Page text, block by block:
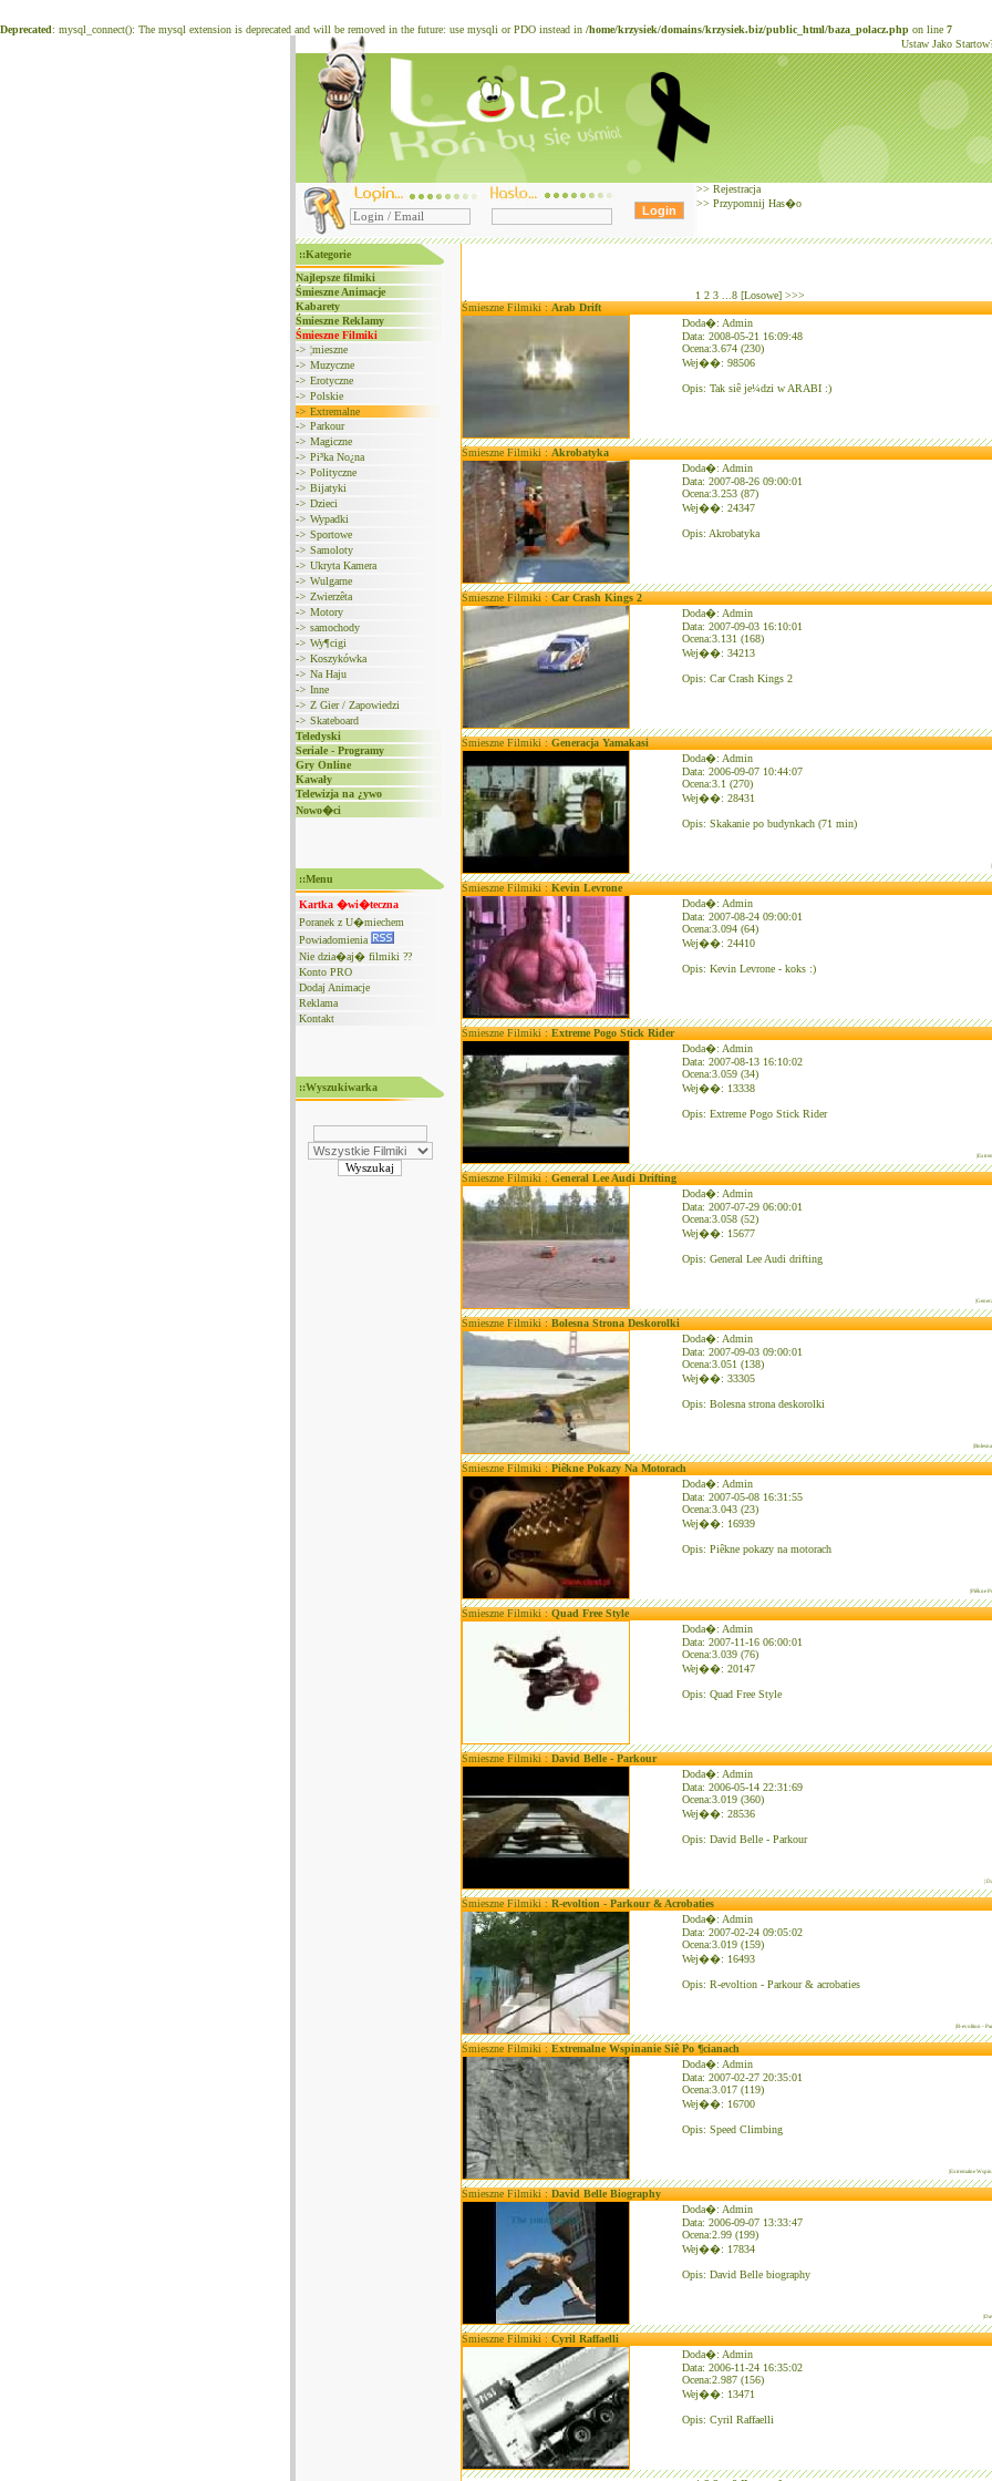
Deprecated: mysql_connect(): The mysql extension is deprecated and will be removed in the future: use mysqli or PDO instead in /home/krzysiek/domains/krzysiek.biz/public_html/baza_polacz.php on line 7
Ustaw Jako
>> Rejestracja
>> Przypomnij Has�o
::Kategorie
Najlepsze filmiki
Śmieszne Animacje
Kabarety
Śmieszne Reklamy
Śmieszne Filmiki
-> ¦mieszne
-> Muzyczne
-> Erotyczne
-> Polskie
-> Extremalne
-> Parkour
-> Magiczne
-> Pi³ka No¿na
-> Polityczne
-> Bijatyki
-> Dzieci
-> Wypadki
-> Sportowe
-> Samoloty
-> Ukryta Kamera
-> Wulgarne
-> Zwierzêta
-> Motory
-> samochody
-> Wy¶cigi
-> Koszykówka
-> Na Haju
-> Inne
-> Z Gier / Zapowiedzi
-> Skateboard
Teledyski
Seriale - Programy
Gry Online
Kawały
Telewizja na ¿ywo
Nowo�ci
::Menu
Kartka �wi�teczna
Poranek z U�miechem
Powiadomienia
Nie dzia�aj� filmiki ??
Konto PRO
Dodaj Animacje
Reklama
Kontakt
::Wyszukiwarka
1 2 3 ...8 [Losowe] >>>
Śmieszne Filmiki :Arab Drift
Doda�: Admin
Data: 2008-05-21 16:09:48
Ocena:3.674 (230)
Wej��: 98506
Opis: Tak siê je¼dzi w ARABI :)
Śmieszne Filmiki :Akrobatyka
Doda�: Admin
Data: 2007-08-26 09:00:01
Ocena:3.253 (87)
Wej��: 24347
Opis: Akrobatyka
Śmieszne Filmiki :Car Crash Kings 2
Doda�: Admin
Data: 2007-09-03 16:10:01
Ocena:3.131 (168)
Wej��: 34213
Opis: Car Crash Kings 2
Śmieszne Filmiki :Generacja Yamakasi
Doda�: Admin
Data: 2006-09-07 10:44:07
Ocena:3.1 (270)
Wej��: 28431
Opis: Skakanie po budynkach (71 min)
Śmieszne Filmiki :Kevin Levrone
Doda�: Admin
Data: 2007-08-24 09:00:01
Ocena:3.094 (64)
Wej��: 24410
Opis: Kevin Levrone - koks :)
Śmieszne Filmiki :Extreme Pogo Stick Rider
Doda�: Admin
Data: 2007-08-13 16:10:02
Ocena:3.059 (34)
Wej��: 13338
Opis: Extreme Pogo Stick Rider
Śmieszne Filmiki :General Lee Audi Drifting
Doda�: Admin
Data: 2007-07-29 06:00:01
Ocena:3.058 (52)
Wej��: 15677
Opis: General Lee Audi drifting
Śmieszne Filmiki :Bolesna Strona Deskorolki
Doda�: Admin
Data: 2007-09-03 09:00:01
Ocena:3.051 (138)
Wej��: 33305
Opis: Bolesna strona deskorolki
Śmieszne Filmiki :Piêkne Pokazy Na Motorach
Doda�: Admin
Data: 2007-05-08 16:31:55
Ocena:3.043 (23)
Wej��: 16939
Opis: Piêkne pokazy na motorach
|Piêkne
Śmieszne Filmiki :Quad Free Style
Doda�: Admin
Data: 2007-11-16 06:00:01
Ocena:3.039 (76)
Wej��: 20147
Opis: Quad Free Style
Śmieszne Filmiki :David Belle - Parkour
Doda�: Admin
Data: 2006-05-14 22:31:69
Ocena:3.019 (360)
Wej��: 28536
Opis: David Belle - Parkour
|
Śmieszne Filmiki :R-evoltion - Parkour & Acrobaties
Doda�: Admin
Data: 2007-02-24 09:05:02
Ocena:3.019 (159)
Wej��: 16493
Opis: R-evoltion - Parkour & acrobaties
|R-evoltion -
Śmieszne Filmiki :Extremalne Wspinanie Siê Po ¶cianach
Doda�: Admin
Data: 2007-02-27 20:35:01
Ocena:3.017 (119)
Wej��: 16700
Opis: Speed Climbing
|Extremalne
Śmieszne Filmiki :David Belle Biography
Doda�: Admin
Data: 2006-09-07 13:33:47
Ocena:2.99 (199)
Wej��: 17834
Opis: David Belle biography
Śmieszne Filmiki :Cyril Raffaelli
Doda�: Admin
Data: 2006-11-24 16:35:02
Ocena:2.987 (156)
Wej��: 13471
Opis: Cyril Raffaelli